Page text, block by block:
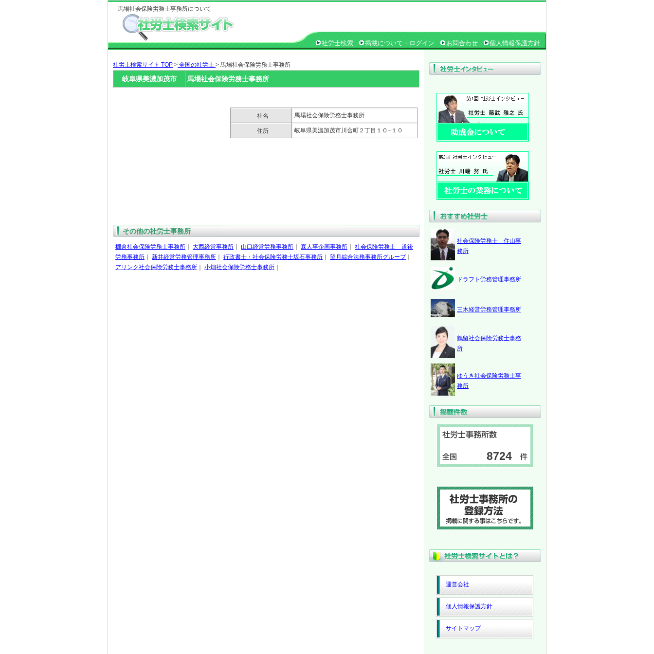
馬場社会保険労務士事務所について
社労士検索 掲載について・ログイン お問合わせ 個人情報保護方針
社労士検索サイト TOP > 全国の社労士 > 馬場社会保険労務士事務所
岐阜県美濃加茂市 馬場社会保険労務士事務所
社名 馬場社会保険労務士事務所
住所 岐阜県美濃加茂市川合町２丁目１０−１０
その他の社労士事務所
棚倉社会保険労務士事務所 大西経営事務所 山口経営労務事務所 森人事企画事務所
社会保険労務士 道後
労務事務所
新井経営労務管理事務所 行政書士・社会保険労務士坂石事務所 望月綜合法務事務所グループ｜
アリンク社会保険労務士事務所
小畑社会保険労務士事務所
社会保険労務士 住山事
務所
ドラフト労務管理事務所
三木経営労務管理事務所
鶴留社会保険労務士事務
所
ゆうき社会保険労務士事
務所
8724
運営会社
個人情報保護方針
サイトマップ